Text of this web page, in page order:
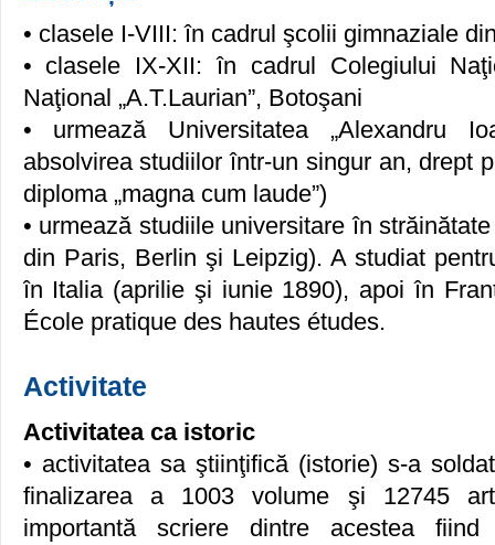
• clasele I-VIII: în cadrul şcolii gimnaziale
• clasele IX-XII: în cadrul Colegiului
Naţional „A.T.Laurian”, Botoşani
• urmează Universitatea „Alexandru
absolvirea studiilor într-un singur an, drept
diploma „magna cum laude”)
• urmează studiile universitare în
din Paris, Berlin şi Leipzig). A studiat
în Italia (aprilie şi iunie 1890), apoi în
École pratique des hautes études.
Activitate
Activitatea ca istoric
• activitatea sa ştiinţifică (istorie) s-a
finalizarea a 1003 volume şi 12745
importantă scriere dintre acestea fiind